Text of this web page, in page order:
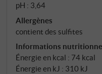
pH : 3,64
Allergènes
contient des sulfites
Informations
Énergie en kcal : 74 kcal
Énergie en kJ : 310 kJ